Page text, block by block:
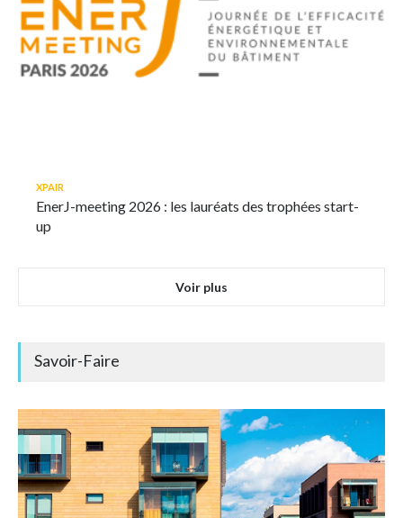
XPAIR
EnerJ-meeting 2026 : les lauréats des trophées start-
up
Voir plus
Savoir-Faire